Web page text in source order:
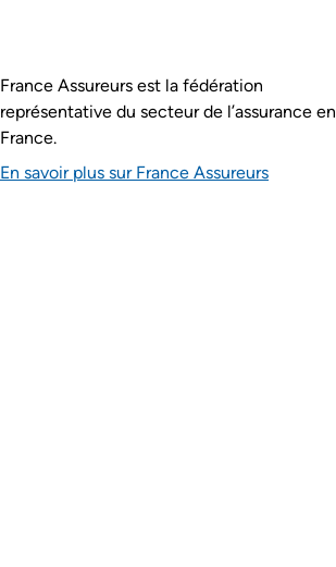
France Assureurs est la fédération
représentative du secteur de l’assurance en
France.
En savoir plus sur France Assureurs